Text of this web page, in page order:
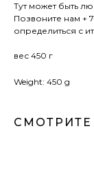
Тут может быть
Позвоните нам +
определиться с
вес 450 г
Weight: 450 g
СМОТРИТЕ